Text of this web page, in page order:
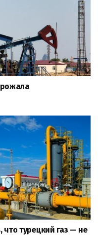
что турецкий газ — не